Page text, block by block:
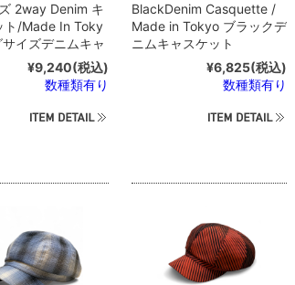
2way Denim キ
ト/Made In Toky
イズデニムキャ
62cm¥9,240(税込)
数種類有り
BlackDenim Casquette /
Made in Tokyo ブラックデ
ニムキャスケット
¥6,825(税込)
数種類有り